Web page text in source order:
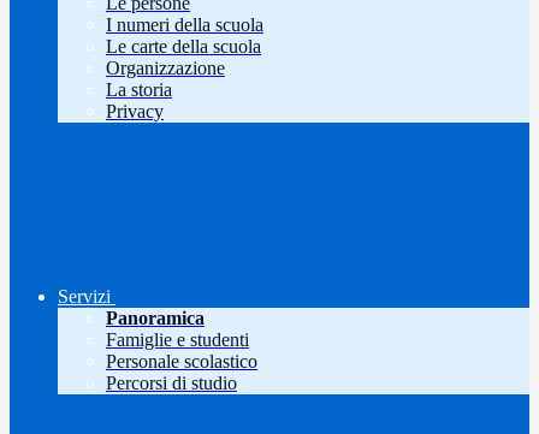
I numeri della scuola
Le carte della scuola
Organizzazione
La storia
Privacy
Servizi
Panoramica
Famiglie e studenti
Personale scolastico
Percorsi di studio